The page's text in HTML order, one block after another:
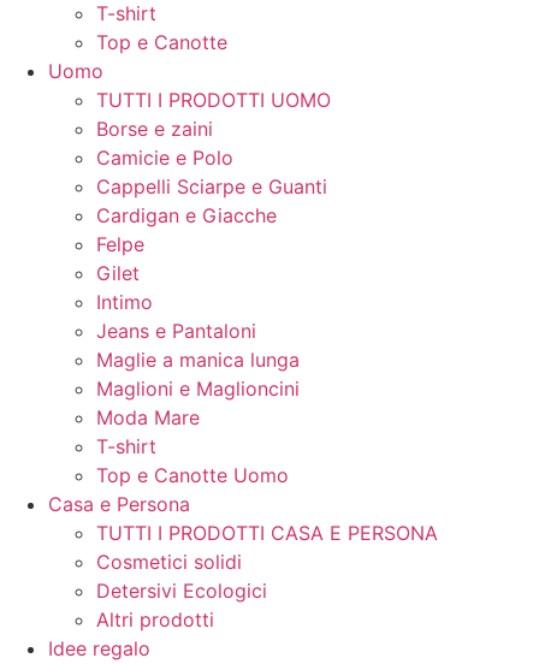
T-shirt
Top e Canotte
Uomo
TUTTI I PRODOTTI UOMO
Borse e zaini
Camicie e Polo
Cappelli Sciarpe e Guanti
Cardigan e Giacche
Felpe
Gilet
Intimo
Jeans e Pantaloni
Maglie a manica lunga
Maglioni e Maglioncini
Moda Mare
T-shirt
Top e Canotte Uomo
Casa e Persona
TUTTI I PRODOTTI CASA E PERSONA
Cosmetici solidi
Detersivi Ecologici
Altri prodotti
Idee regalo